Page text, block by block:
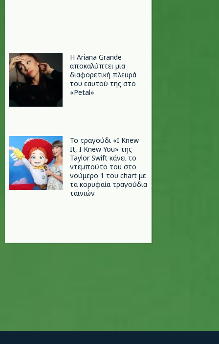
Η Ariana Grande
αποκαλύπτει μια
διαφορετική πλευρά
του εαυτού της στο
«Petal»
Το τραγούδι «I Knew
It, I Knew You» της
Taylor Swift κάνει το
ντεμπούτο του στο
νούμερο 1 του chart με
τα κορυφαία τραγούδια
ταινιών